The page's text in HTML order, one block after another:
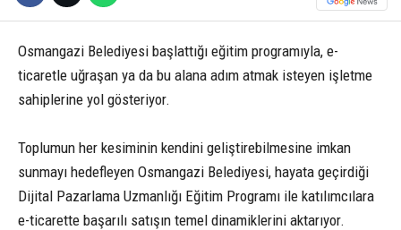
Osmangazi Belediyesi başlattığı eğitim programıyla, e-
ticaretle uğraşan ya da bu alana adım atmak isteyen işletme
sahiplerine yol gösteriyor.
Toplumun her kesiminin kendini geliştirebilmesine imkan
sunmayı hedefleyen Osmangazi Belediyesi, hayata geçirdiği
Dijital Pazarlama Uzmanlığı Eğitim Programı ile katılımcılara
e-ticarette başarılı satışın temel dinamiklerini aktarıyor.